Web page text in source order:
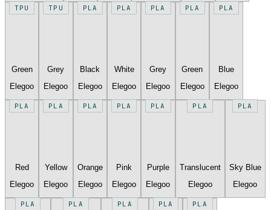
TPU
Green
Elegoo
TPU
Grey
Elegoo
PLA
Black
Elegoo
PLA
White
Elegoo
PLA
Grey
Elegoo
PLA
Green
Elegoo
PLA
Blue
Elegoo
PLA
Red
Elegoo
PLA
Yellow
Elegoo
PLA
Orange
Elegoo
PLA
Pink
Elegoo
PLA
Purple
Elegoo
PLA
Translucent
Elegoo
PLA
Sky Blue
Elegoo
PLA PLA PLA PLA PLA